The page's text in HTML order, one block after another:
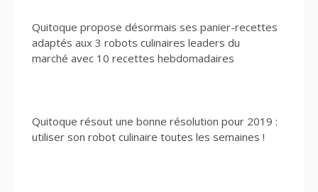
Quitoque propose désormais ses panier-recettes
adaptés aux 3 robots culinaires leaders du
marché avec 10 recettes hebdomadaires
Quitoque résout une bonne résolution pour 2019 :
utiliser son robot culinaire toutes les semaines !